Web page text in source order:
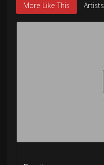
More Like This Artists